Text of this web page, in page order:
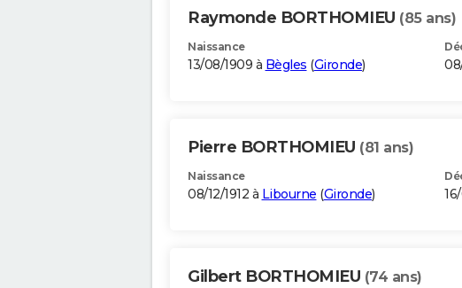
Raymonde BORTHOMIEU (85 ans)
Naissance
13/08/1909 à Bègles (Gironde)
Pierre BORTHOMIEU (81 ans)
Naissance
08/12/1912 à Libourne (Gironde)
Gilbert BORTHOMIEU (74 ans)